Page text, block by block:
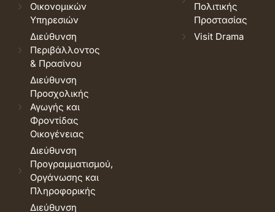
Οικονομικών
Υπηρεσιών
Διεύθυνση
Περιβάλλοντος
& Πρασίνου
Διεύθυνση
Προσχολικής
Αγωγής και
Φροντίδας
Οικογένειας
Διεύθυνση
Προγραμματισμού,
Οργάνωσης και
Πληροφορικής
Διεύθυνση
Πολιτικής
Προστασίας
Visit Drama